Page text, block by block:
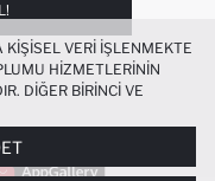
VERI IŞLENMEKTE
HIZMETLERININ
DIĞER BIRINCI VE
BIR ALIŞVERIŞ
IŞLEVSEL KILINMASI VE
HALINDE, SIZLERE
AMAÇLARIYLA